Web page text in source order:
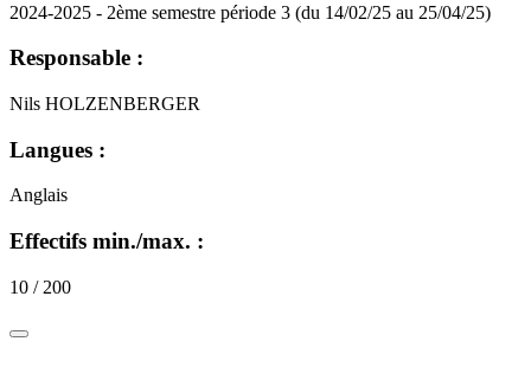
2024-2025 - 2ème semestre période 3 (du 14/02/25 au 25/04/25)
Responsable :
Nils HOLZENBERGER
Langues :
Anglais
Effectifs min./max. :
10 / 200